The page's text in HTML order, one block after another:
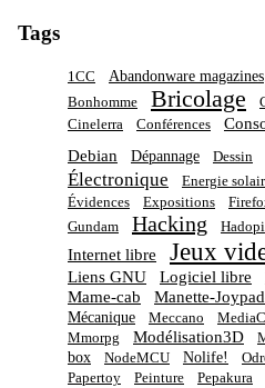
Tags
1CC Abandonware magazines
Bonhomme
Bricolage
Cinelerra
Conférences
Debian Dépannage Dessin
Électronique Energie
Évidences
Expositions
Gundam
Hacking Hadopi
Internet libre Jeux
Liens GNU Logiciel libre
Mame-cab Manette-
Mécanique Meccano
Mmorpg Modélisation3D
box
NodeMCU Nolife!
Papertoy
Peinture Pepakura